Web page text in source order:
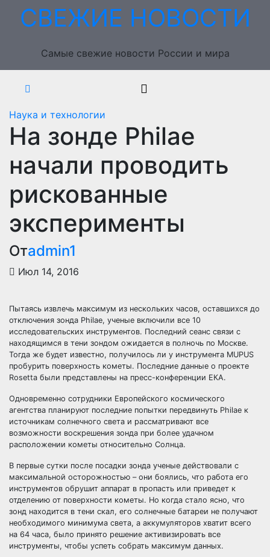
ПерейтиСВЕЖИЕ НОВОСТИ
Самые свежие новости России и мира
Наука и технологии
На зонде Philae
начали проводить
рискованные
эксперименты
Отadmin1
Июл 14, 2016
Пытаясь извлечь максимум из нескольких часов, оставшихся до
отключения зонда Philae, ученые включили все 10
исследовательских инструментов. Последний сеанс связи с
находящимся в тени зондом ожидается в полночь по Москве.
Тогда же будет известно, получилось ли у инструмента MUPUS
пробурить поверхность кометы. Последние данные о проекте
Rosetta были представлены на пресс-конференции ЕКА.
Одновременно сотрудники Европейского космического
агентства планируют последние попытки передвинуть Philae к
источникам солнечного света и рассматривают все
возможности воскрешения зонда при более удачном
расположении кометы относительно Солнца.
В первые сутки после посадки зонда ученые действовали с
максимальной осторожностью – они боялись, что работа его
инструментов обрушит аппарат в пропасть или приведет к
отделению от поверхности кометы. Но когда стало ясно, что
зонд находится в тени скал, его солнечные батареи не получают
необходимого минимума света, а аккумуляторов хватит всего
на 64 часа, было принято решение активизировать все
инструменты, чтобы успеть собрать максимум данных.